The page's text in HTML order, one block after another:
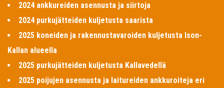
2024 ankkureiden asennusta ja siirtoja
2024 purkujätteiden kuljetusta saarista
2025 koneiden ja rakennustavaroiden kuljetusta Ison-
Kallan alueella
2025 purkujätteiden kuljetusta Kallavedellä
2025 poijujen asennusta ja laitureiden ankkuroiteja eri